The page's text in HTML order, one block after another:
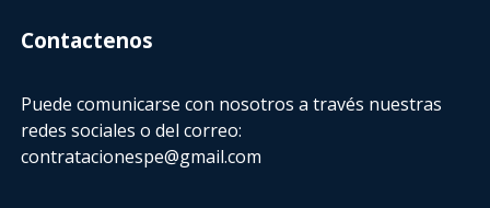
Contactenos
Puede comunicarse con nosotros a través nuestras
redes sociales o del correo:
contratacionespe@gmail.com